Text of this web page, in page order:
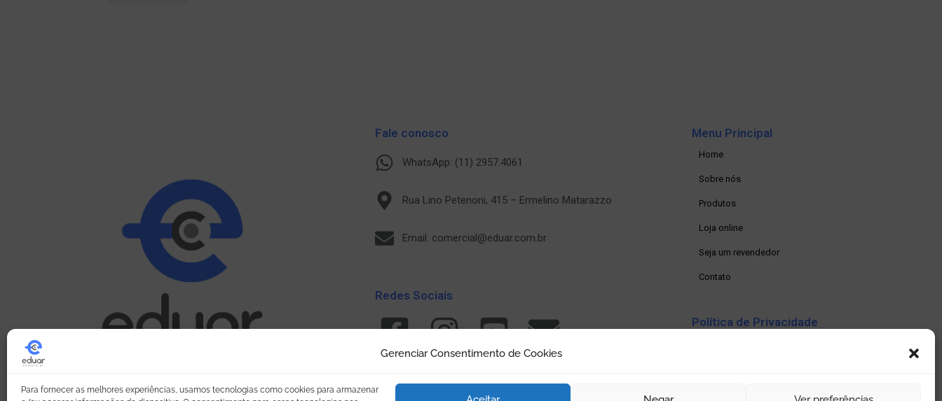
Gerenciar Consentimento de Cookies
Para fornecer as melhores experiências, usamos tecnologias como cookies para armazenar
Fale conosco
WhatsApp: (11) 2957.4061
Rua Lino Petenoni, 415 – Ermelino Matarazzo
Email: comercial@eduar.com.br
Redes Sociais
Menu Principal
Home
Sobre nós
Produtos
Loja online
Seja um revendedor
Contato
Política de Privacidade